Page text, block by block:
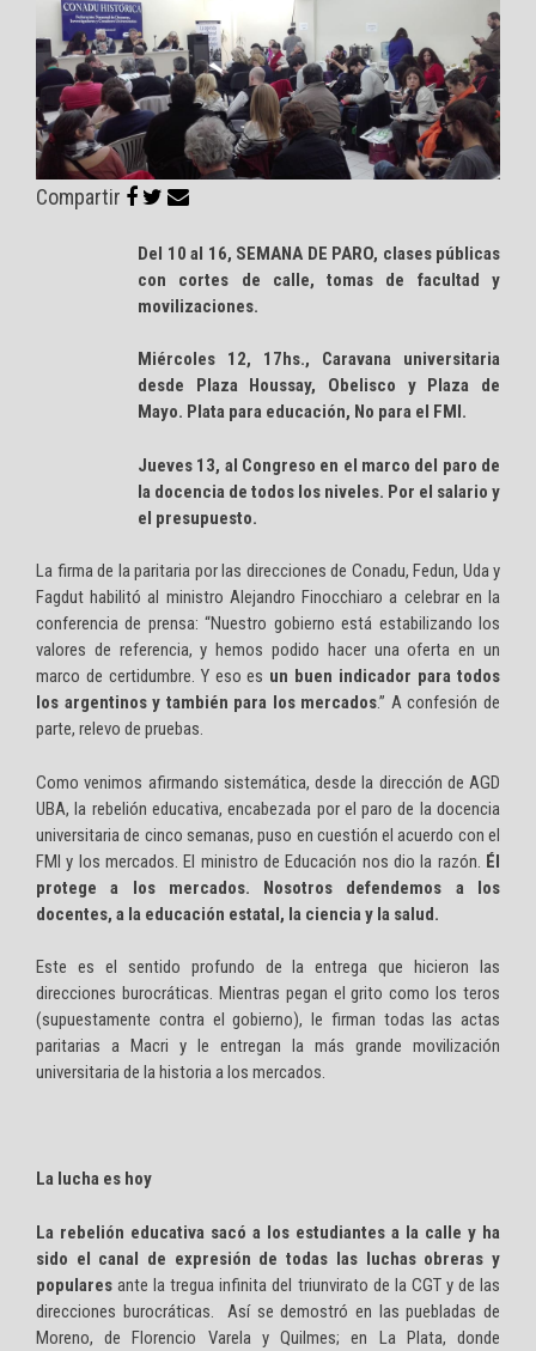
Compartir
Del 10 al 16, SEMANA DE PARO, clases públicas
con cortes de calle, tomas de facultad y
movilizaciones.
Miércoles 12, 17hs., Caravana universitaria
desde Plaza Houssay, Obelisco y Plaza de
Mayo. Plata para educación, No para el FMI.
Jueves 13, al Congreso en el marco del paro de
la docencia de todos los niveles. Por el salario y
el presupuesto.
La firma de la paritaria por las direcciones de Conadu, Fedun, Uda y
Fagdut habilitó al ministro Alejandro Finocchiaro a celebrar en la
conferencia de prensa: “Nuestro gobierno está estabilizando los
valores de referencia, y hemos podido hacer una oferta en un
marco de certidumbre. Y eso es un buen indicador para todos
los argentinos y también para los mercados.” A confesión de
parte, relevo de pruebas.
Como venimos afirmando sistemática, desde la dirección de AGD
UBA, la rebelión educativa, encabezada por el paro de la docencia
universitaria de cinco semanas, puso en cuestión el acuerdo con el
FMI y los mercados. El ministro de Educación nos dio la razón. Él
protege a los mercados. Nosotros defendemos a los
docentes, a la educación estatal, la ciencia y la salud.
Este es el sentido profundo de la entrega que hicieron las
direcciones burocráticas. Mientras pegan el grito como los teros
(supuestamente contra el gobierno), le firman todas las actas
paritarias a Macri y le entregan la más grande movilización
universitaria de la historia a los mercados.
La lucha es hoy
La rebelión educativa sacó a los estudiantes a la calle y ha
sido el canal de expresión de todas las luchas obreras y
populares ante la tregua infinita del triunvirato de la CGT y de las
direcciones burocráticas. Así se demostró en las puebladas de
Moreno, de Florencio Varela y Quilmes; en La Plata, donde